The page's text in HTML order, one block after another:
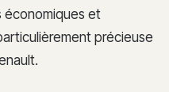
économiques et
précieuse